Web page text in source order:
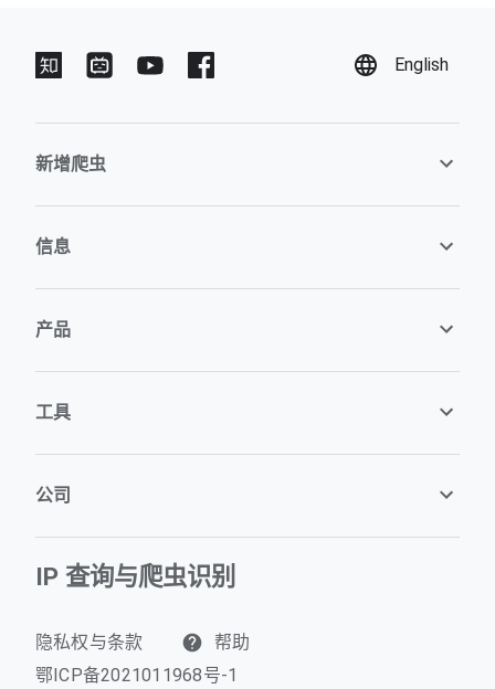
English
新增爬虫
信息
产品
工具
公司
IP 查询与爬虫识别
隐私权与条款
帮助
鄂ICP备2021011968号-1